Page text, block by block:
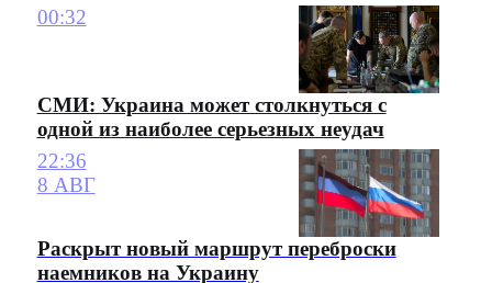
00:32
СМИ: Украина может столкнуться с
одной из наиболее серьезных неудач
22:36
8 АВГ
Раскрыт новый маршрут переброски
наемников на Украину